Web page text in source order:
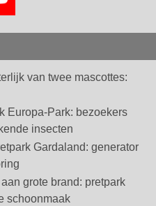
van twee mascottes:
Europa-Park: bezoekers
insecten
Gardaland: generator
grote brand: pretpark
schoonmaak